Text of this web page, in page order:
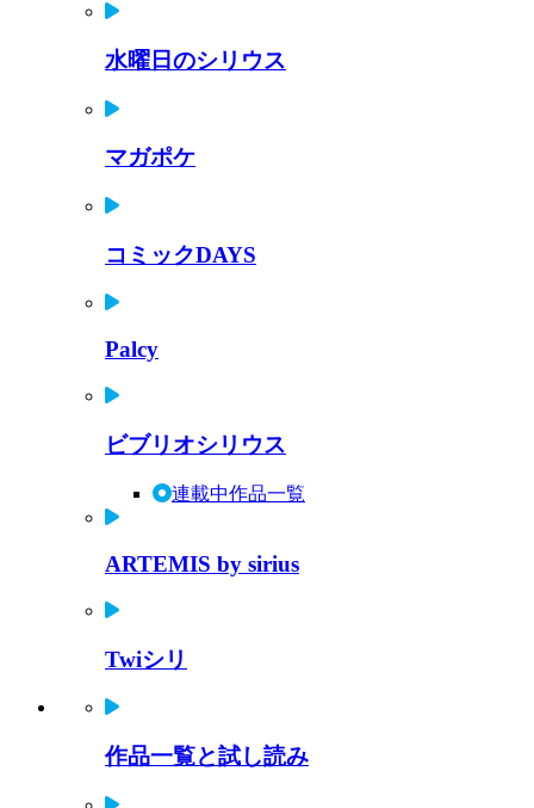
水曜日のシリウス
マガポケ
コミックDAYS
Palcy
ビブリオシリウス
連載中作品一覧
ARTEMIS by sirius
Twiシリ
作品一覧と試し読み